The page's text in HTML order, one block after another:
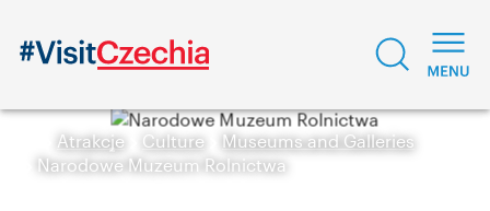
Atrakcje Culture
Museums and Galleries
Narodowe Muzeum Rolnictwa